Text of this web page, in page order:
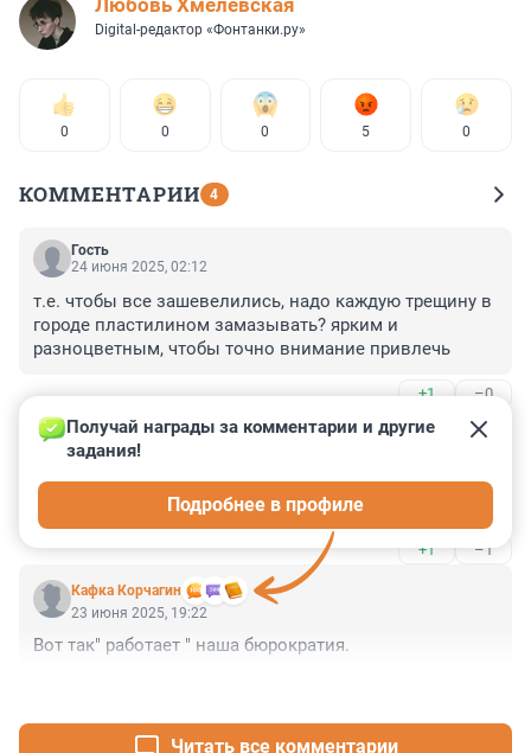
Любовь Хмелевская
Digital-редактор «Фонтанки.ру»
0 0 0 5 0
КОММЕНТАРИИ 4
Гость
24 июня 2025, 02:12
т.е. чтобы все зашевелились, надо каждую трещину в
городе пластилином замазывать? ярким и
разноцветным, чтобы точно внимание привлечь
+1 –0
Гость
23 июня 2025, 21:14
Многие античные статуи без головы. И этот Денис
тоже может быть без головы
+1 –1
Кафка Корчагин
Получай награды за комментарии и другие
задания!
Подробнее в профиле
23 июня 2025, 19:22
Вот так" работает " наша бюрократия.
Читать все комментарии